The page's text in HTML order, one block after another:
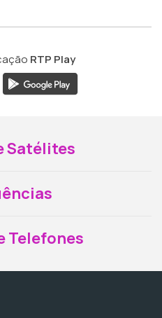
RTP Play
Satélites
Telefones